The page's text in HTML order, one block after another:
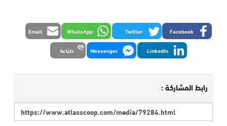
Facebook
Twitter
WhatsApp
Email
LinkedIn
Messenger طباعة
رابط المشاركة :